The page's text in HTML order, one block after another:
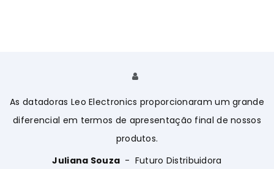
As datadoras Leo Electronics proporcionaram um grande
diferencial em termos de apresentação final de nossos
produtos.
Juliana Souza
Futuro Distribuidora